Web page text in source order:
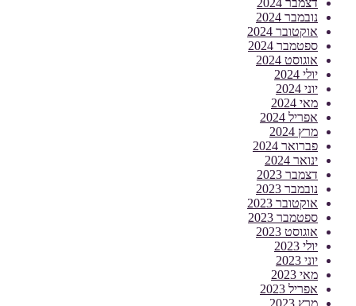
נובמבר 2024
אוקטובר 2024
ספטמבר 2024
אוגוסט 2024
יולי 2024
יוני 2024
מאי 2024
אפריל 2024
מרץ 2024
פברואר 2024
ינואר 2024
דצמבר 2023
נובמבר 2023
אוקטובר 2023
ספטמבר 2023
אוגוסט 2023
יולי 2023
יוני 2023
מאי 2023
אפריל 2023
מרץ 2023